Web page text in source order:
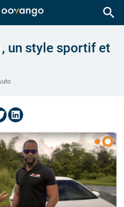
search
un style sportif et